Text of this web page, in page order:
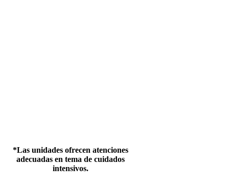
*Las unidades ofrecen atenciones
adecuadas en tema de cuidados
intensivos.